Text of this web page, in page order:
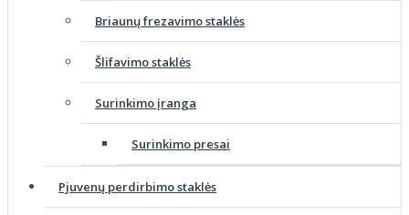
Briaunų frezavimo staklės
Šlifavimo staklės
Surinkimo įranga
Surinkimo presai
Pjuvenų perdirbimo staklės